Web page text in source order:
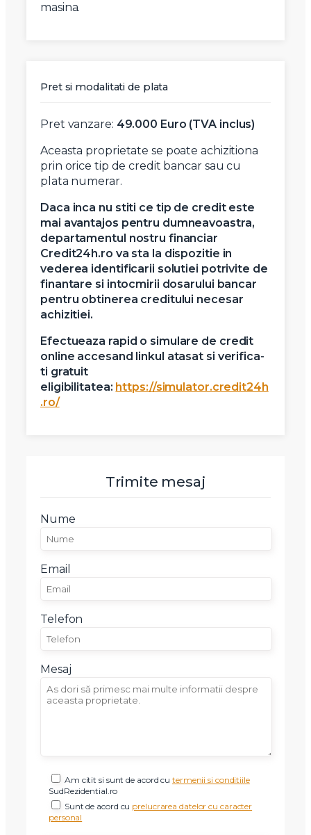
masina.
Pret si modalitati de plata
Pret vanzare: 49.000 Euro (TVA inclus)
Aceasta proprietate se poate achizitiona
prin orice tip de credit bancar sau cu
plata numerar.
Daca inca nu stiti ce tip de credit este
mai avantajos pentru dumneavoastra,
departamentul nostru financiar
Credit24h.ro va sta la dispozitie in
vederea identificarii solutiei potrivite de
finantare si intocmirii dosarului bancar
pentru obtinerea creditului necesar
achizitiei.
Efectueaza rapid o simulare de credit
online accesand linkul atasat si verifica-
ti gratuit
eligibilitatea: https://simulator.credit24h
.ro/
Trimite mesaj
Nume
Email
Telefon
Mesaj
Am citit si sunt de acord cutermenii si conditiile
SudRezidential.ro
Sunt de acord cu prelucrarea datelor cu caracter
personal
Vreau sa fiu contactat